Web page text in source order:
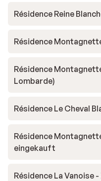
Résidence Reine
Résidence
Résidence
Lombarde)
Résidence Le Cheval
Résidence
eingekauft
Résidence La Vanoise